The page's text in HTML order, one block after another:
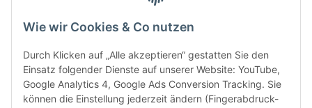
Wie wir Cookies & Co nutzen
Durch Klicken auf „Alle akzeptieren“ gestatten Sie den
Einsatz folgender Dienste auf unserer Website: YouTube,
Google Analytics 4, Google Ads Conversion Tracking. Sie
können die Einstellung jederzeit ändern (Fingerabdruck-
Weinbauregionen und Weinbaugebiete in Österreich
Weiße Rebsorten
Rote Rebsorten